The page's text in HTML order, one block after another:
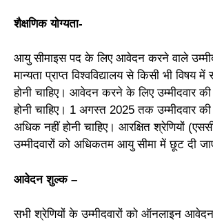
शैक्षणिक योग्यता-
आयु सीमाइस पद के लिए आवेदन करने वाले
मान्यता प्राप्त विश्वविद्यालय से किसी भी विषय
होनी चाहिए। आवेदन करने के लिए उम्मीदवार
होनी चाहिए। 1 अगस्त 2025 तक उम्मीदवार
अधिक नहीं होनी चाहिए। आरक्षित श्रेणियों
उम्मीदवारों को अधिकतम आयु सीमा में छूट दी
आवेदन शुल्क –
सभी श्रेणियों के उम्मीदवारों को ऑनलाइन